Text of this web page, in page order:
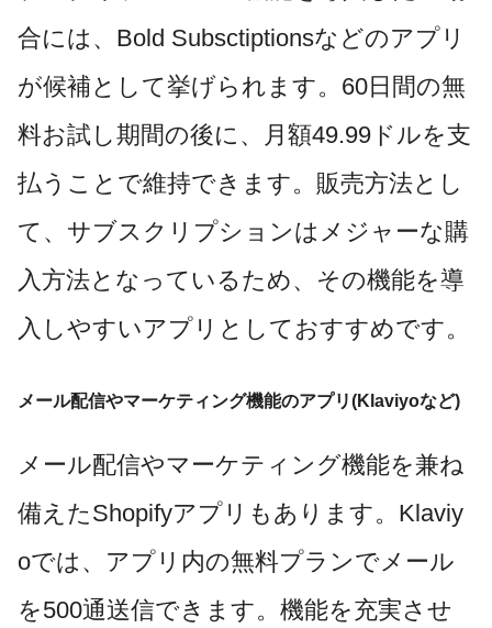
合には、Bold Subsctiptionsなどのアプリ
が候補として挙げられます。60日間の無
料お試し期間の後に、月額49.99ドルを支
払うことで維持できます。販売方法とし
て、サブスクリプションはメジャーな購
入方法となっているため、その機能を導
入しやすいアプリとしておすすめです。
メール配信やマーケティング機能のアプリ(Klaviyoなど)
メール配信やマーケティング機能を兼ね
備えたShopifyアプリもあります。Klaviy
oでは、アプリ内の無料プランでメール
を500通送信できます。機能を充実させ